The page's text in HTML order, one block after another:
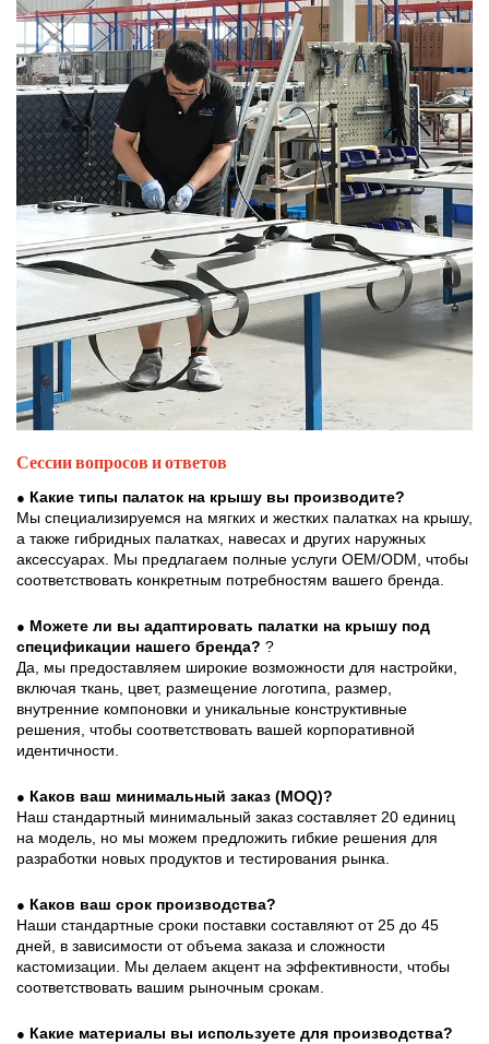
Сессии вопросов и ответов
● Какие типы палаток на крышу вы производите?
Мы специализируемся на мягких и жестких палатках на крышу,
а также гибридных палатках, навесах и других наружных
аксессуарах. Мы предлагаем полные услуги OEM/ODM, чтобы
соответствовать конкретным потребностям вашего бренда.
● Можете ли вы адаптировать палатки на крышу под
спецификации нашего бренда? ?
Да, мы предоставляем широкие возможности для настройки,
включая ткань, цвет, размещение логотипа, размер,
внутренние компоновки и уникальные конструктивные
решения, чтобы соответствовать вашей корпоративной
идентичности.
● Каков ваш минимальный заказ (MOQ)?
Наш стандартный минимальный заказ составляет 20 единиц
на модель, но мы можем предложить гибкие решения для
разработки новых продуктов и тестирования рынка.
● Каков ваш срок производства?
Наши стандартные сроки поставки составляют от 25 до 45
дней, в зависимости от объема заказа и сложности
кастомизации. Мы делаем акцент на эффективности, чтобы
соответствовать вашим рыночным срокам.
● Какие материалы вы используете для производства?